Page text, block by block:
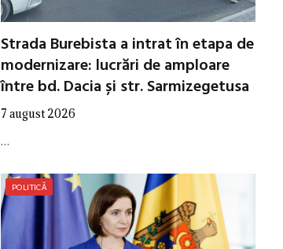
Strada Burebista a intrat în etapa de
modernizare: lucrări de amploare
între bd. Dacia și str. Sarmizegetusa
7 august 2026
…
POLITICĂ